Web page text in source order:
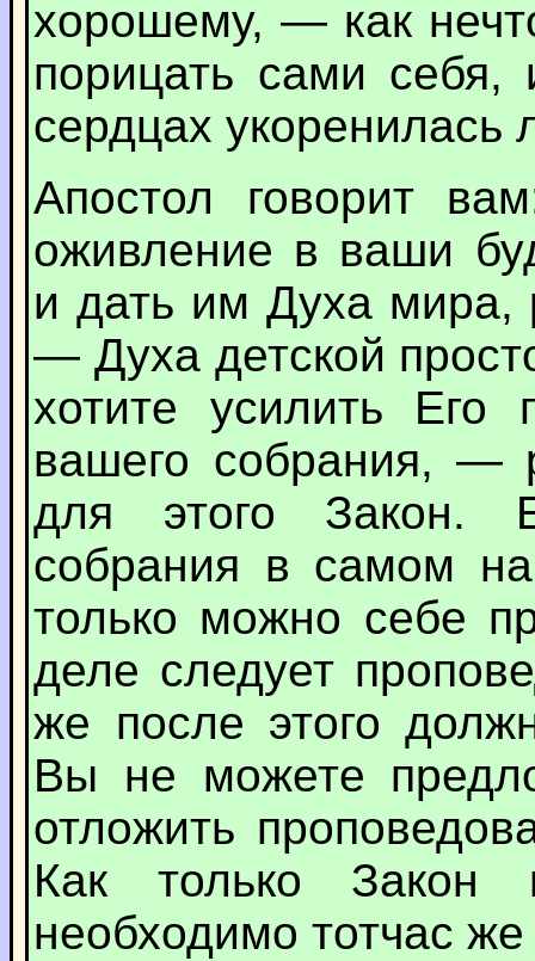
хорошему, — как
порицать сами
сердцах укоренилась
Апостол говорит
оживление в ваши
и дать им Духа мира,
— Духа детской
хотите усилить Его
вашего собрания, —
для этого Закон.
собрания в самом
только можно себе
деле следует
же после этого
Вы не можете
отложить
Как только Закон
необходимо тотчас